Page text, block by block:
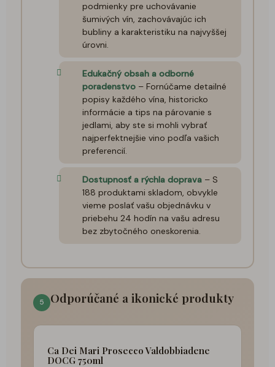
podmienky pre uchovávanie
šumivých vín, zachovávajúc ich
bubliny a karakteristiku na najvyššej
úrovni.
Edukačný obsah a odborné
poradenstvo– Fornúčame detailné
popisy každého vína, historicko
informácie a tips na párovanie s
jedlami, aby ste si mohli vybrať
najperfektnejšie vino podľa vašich
preferencií.
Dostupnosť a rýchla doprava– S
188 produktami skladom, obvykle
vieme poslať vašu objednávku v
priebehu 24 hodín na vašu adresu
bez zbytočného oneskorenia.
5 Odporúčané a ikonické produkty
Ca Dei Mari Prosecco Valdobbiadene
DOCG 750ml